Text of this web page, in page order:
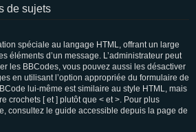
de sujets
spéciale au langage HTML, offrant un large
éléments d’un message. L’administrateur peut
les BBCodes, vous pouvez aussi les désactiver
en utilisant l’option appropriée du formulaire de
lui-même est similaire au style HTML, mais
crochets [ et ] plutôt que < et >. Pour plus
consultez le guide accessible depuis la page de